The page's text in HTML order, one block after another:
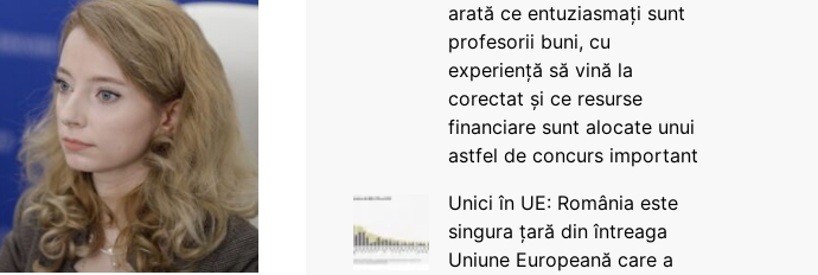
arată ce entuziasmați sunt
profesorii buni, cu
experiență să vină la
corectat și ce resurse
financiare sunt alocate unui
astfel de concurs important
Unici în UE: România este
singura țară din întreaga
Uniune Europeană care a